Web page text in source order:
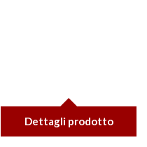
Dettagli prodotto